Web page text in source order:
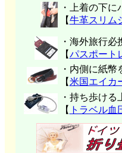
・上着の下に
【牛革スリム
・海外旅行必
【パスポート
・内側に紙幣
【米国エイカ
・持ち歩ける
【 トラベル血